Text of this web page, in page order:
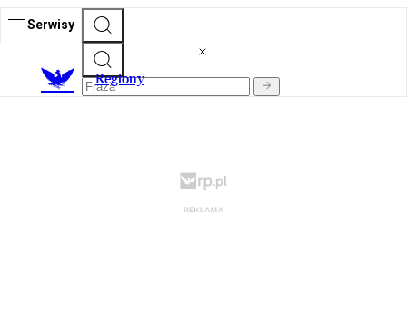
Serwisy
Regiony